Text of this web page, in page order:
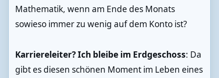
Mathematik, wenn am Ende des Monats
sowieso immer zu wenig auf dem Konto ist?
Karriereleiter? Ich bleibe im Erdgeschoss: Da
gibt es diesen schönen Moment im Leben eines